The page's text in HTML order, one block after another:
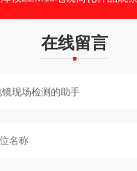
在线留言